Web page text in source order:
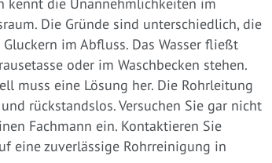
kennt die Unannehmlichkeiten im
Die Gründe sind unterschiedlich, die
im Abfluss. Das Wasser fließt
oder im Waschbecken stehen.
muss eine Lösung her. Die Rohrleitung
rückstandslos. Versuchen Sie gar nicht
Fachmann ein. Kontaktieren Sie
eine zuverlässige Rohrreinigung in